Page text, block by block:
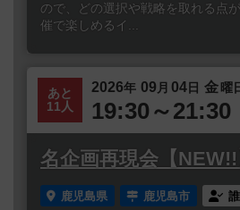
ので、どの選択や戦略を取れる点
催で楽しめるイ...
あと
11人
2026年 09 月 04日 金曜
19:30～21:30
名企画再現会【NEW!!
鹿児島県 鹿児島市